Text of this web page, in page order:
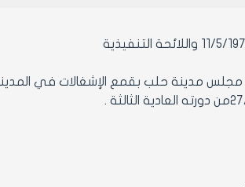
مدينة حلب بقمع الإشغالات في